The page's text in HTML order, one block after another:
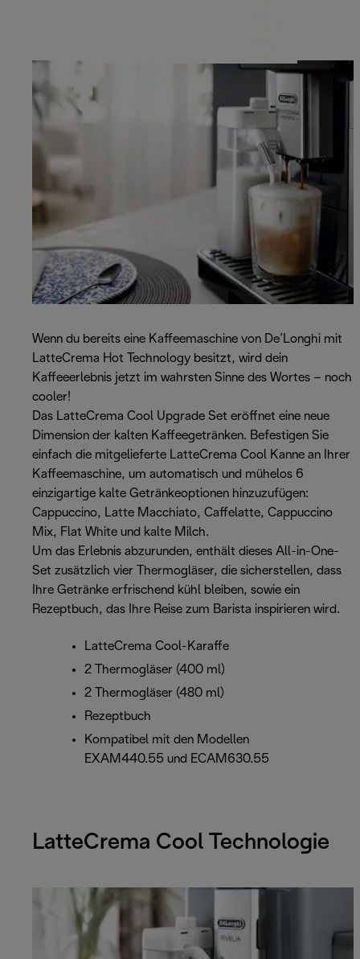
Wenn du bereits eine Kaffeemaschine von De’Longhi mit
LatteCrema Hot Technology besitzt, wird dein
Kaffeeerlebnis jetzt im wahrsten Sinne des Wortes – noch
cooler!
Das LatteCrema Cool Upgrade Set eröffnet eine neue
Dimension der kalten Kaffeegetränken. Befestigen Sie
einfach die mitgelieferte LatteCrema Cool Kanne an Ihrer
Kaffeemaschine, um automatisch und mühelos 6
einzigartige kalte Getränkeoptionen hinzuzufügen:
Cappuccino, Latte Macchiato, Caffelatte, Cappuccino
Mix, Flat White und kalte Milch.
Um das Erlebnis abzurunden, enthält dieses All-in-One-
Set zusätzlich vier Thermogläser, die sicherstellen, dass
Ihre Getränke erfrischend kühl bleiben, sowie ein
Rezeptbuch, das Ihre Reise zum Barista inspirieren wird.
LatteCrema Cool-Karaffe
2 Thermogläser (400 ml)
2 Thermogläser (480 ml)
Rezeptbuch
Kompatibel mit den Modellen
EXAM440.55 und ECAM630.55
LatteCrema Cool Technologie